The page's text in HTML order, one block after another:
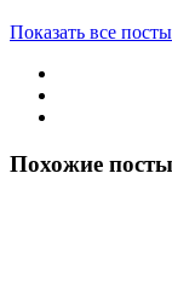
Показать все посты
Похожие посты